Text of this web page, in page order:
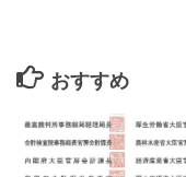
おすすめ